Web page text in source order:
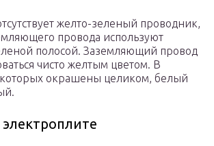
желто-зеленый проводник,
провода используют
полосой. Заземляющий провод
чисто желтым цветом. В
окрашены целиком, белый